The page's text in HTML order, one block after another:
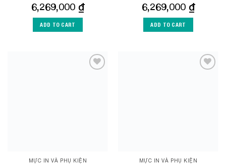
6,269,000 ₫
ADD TO CART
6,269,000 ₫
ADD TO CART
MỰC IN VÀ PHỤ KIỆN MỰC IN VÀ PHỤ KIỆN